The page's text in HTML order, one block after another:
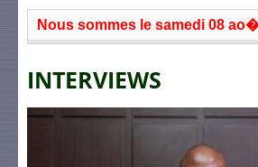
Nous sommes le samedi 08
INTERVIEWS